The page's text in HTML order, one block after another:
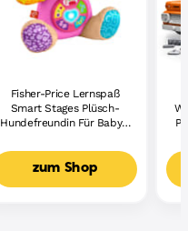
Fisher-Price Lernspaß
Smart Stages Plüsch-
Hundefreundin Für Babys,
Lernspielzeug,
Mehrsprachige Version
zum Shop